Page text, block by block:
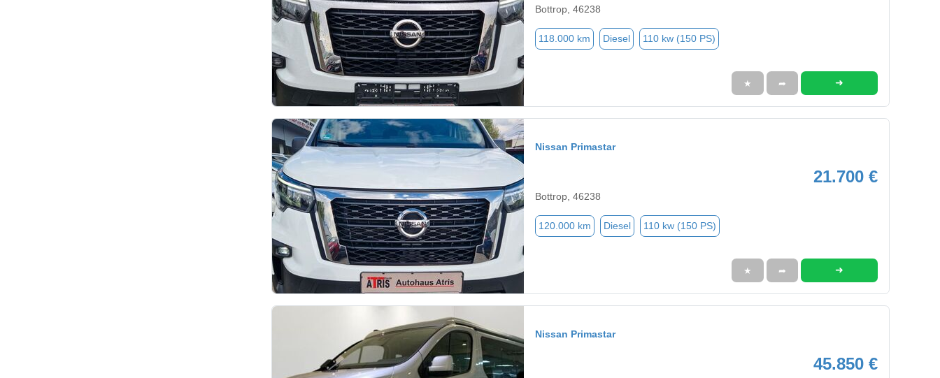
Bottrop, 46238
118.000 km Diesel 110 kw (150 PS)
★ ➦ ➜
Nissan Primastar
21.700 €
Bottrop, 46238
120.000 km Diesel 110 kw (150 PS)
★ ➦ ➜
Nissan Primastar
45.850 €